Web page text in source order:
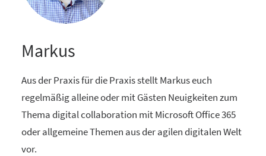
Markus
Aus der Praxis für die Praxis stellt Markus euch
regelmäßig alleine oder mit Gästen Neuigkeiten zum
Thema digital collaboration mit Microsoft Office 365
oder allgemeine Themen aus der agilen digitalen Welt
vor.